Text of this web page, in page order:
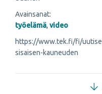
Avainsanat:
työelämä, video
https://www.tek.fi/fi/
sisaisen-kauneuden